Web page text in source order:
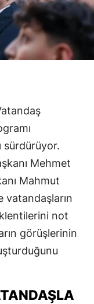
sürdürüyor.
Mehmet
Mahmut
not
görüşlerinin